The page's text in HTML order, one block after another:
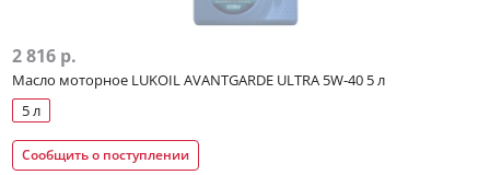
2 816 р.
Масло моторное LUKOIL AVANTGARDE ULTRA 5W-40 5 л
5 л
Сообщить о поступлении